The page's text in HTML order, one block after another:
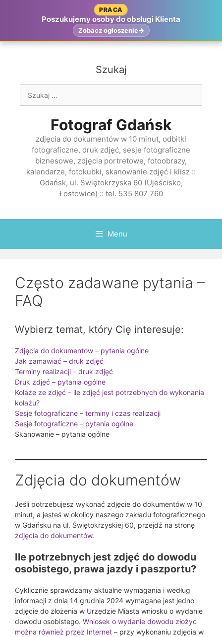
PRACA
Poszukujemy osoby do obsługi Klienta
Zobacz ogłoszenie
Szukaj
Fotograf Gdańsk
zdjęcia do dokumentów w 10 minut, odbitki
fotograficzne, druk zdjęć, sesje fotograficzne
biznesowe, zdjęcia portretowe, fotoobrazy,
kalendarze, fotokubki, skanowanie zdjęć i klisz ::
Gdańsk, ul. Świętokrzyska 60 (Ujeścisko,
Łostowice) :: tel. 535 807 760
Menu
Często zadawane pytania –
FAQ
Wybierz temat, który Cię interesuje:
Zdjęcia do dokumentów – pytania ogólne
Jak zamawiać – druk zdjęć
Terminy realizacji – druk zdjęć
Druk zdjęć – pytania ogólne
Kolaże ze zdjęć – ile zdjęć jest potrzebnych do wykonania
kolażu?
Sesje fotograficzne – terminy i czas realizacji
Sesje fotograficzne – pytania ogólne
Skanowanie – pytania ogólne
Zdjęcia do dokumentów
Jeśli potrzebujesz wykonać zdjęcie do dokumentów w 10
minut, a jesteś w okolicy naszego zakładu fotograficznego
w Gdańsku na ul. Świętokrzyskiej 60, przejdź na stronę
zdjęcia do dokumentów.
Ile potrzebnych jest zdjęć do dowodu
osobistego, prawa jazdy i paszportu?
Cyklicznie sprawdzamy aktualne wymagania i według
informacji z dnia 14 grudnia 2024 wymagane jest jedno
zdjęcie do złożenia w Urzędzie Miasta wniosku o wydanie
dowodu osobistego. Wniosek o wydanie dowodu złożyć
można również przez Internet – przy wykonaniu zdjęcia w